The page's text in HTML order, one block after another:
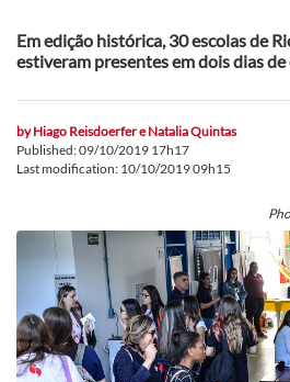
Em edição histórica, 30 escolas de
estiveram presentes em dois dias
byHiago Reisdoerfer e Natalia Quintas
Published: 09/10/2019 17h17
Last modification: 10/10/2019 09h15